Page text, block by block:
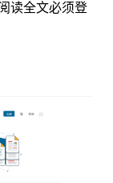
读全文必须登